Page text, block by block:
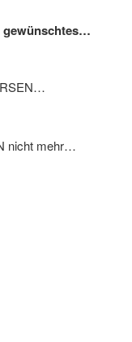
gewünschtes…
nicht mehr…